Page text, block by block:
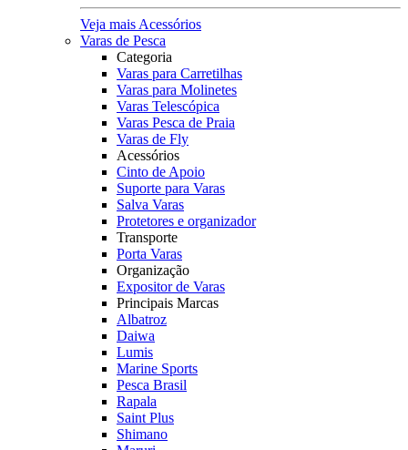
Veja mais Acessórios
Varas de Pesca
Categoria
Varas para Carretilhas
Varas para Molinetes
Varas Telescópica
Varas Pesca de Praia
Varas de Fly
Acessórios
Cinto de Apoio
Suporte para Varas
Salva Varas
Protetores e organizador
Transporte
Porta Varas
Organização
Expositor de Varas
Principais Marcas
Albatroz
Daiwa
Lumis
Marine Sports
Pesca Brasil
Rapala
Saint Plus
Shimano